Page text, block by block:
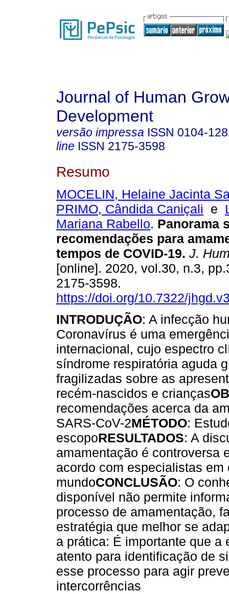
Journal of Human
Development
versão impressa ISSN 0104-
line ISSN 2175-3598
Resumo
MOCELIN, Helaine Jacinta
PRIMO, Cândida Caniçali e
Mariana Rabello. Panorama
recomendações para
tempos de COVID-19. J.
[online]. 2020, vol.30, n.3,
2175-3598.
https://doi.org/10.7322/
INTRODUÇÃO: A infecção
Coronavírus é uma
internacional, cujo espectro
síndrome respiratória aguda
fragilizadas sobre as
recém-nascidos e crianças
recomendações acerca da
SARS-CoV-2MÉTODO:
escopoRESULTADOS: A
amamentação é controversa
acordo com especialistas
mundoCONCLUSÃO: O
disponível não permite
processo de amamentação,
estratégia que melhor se
a prática: É importante que a
atento para identificação de
esse processo para agir
intercorrências